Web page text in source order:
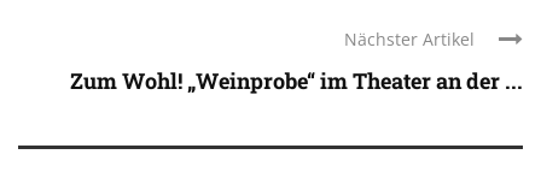
Nächster Artikel
Zum Wohl! „Weinprobe“ im Theater an der ...